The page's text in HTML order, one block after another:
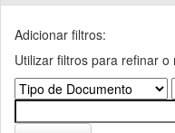
Adicionar filtros:
Utilizar filtros para refinar